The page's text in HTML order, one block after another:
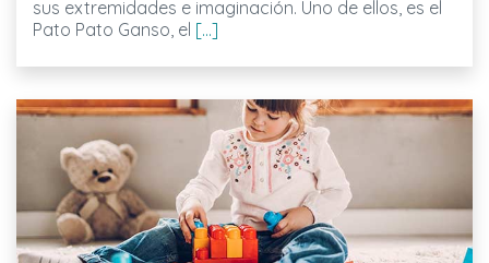
sus extremidades e imaginación. Uno de ellos, es el
Pato Pato Ganso, el [...]